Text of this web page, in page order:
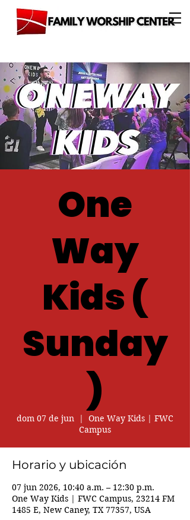
One
Way
Kids (
Sunday
)
dom 07 de jun
  |
One Way Kids | FWC
Campus
Horario y ubicación
07 jun 2026, 10:40 a.m. – 12:30 p.m.
One Way Kids | FWC Campus, 23214 FM
1485 E, New Caney, TX 77357, USA